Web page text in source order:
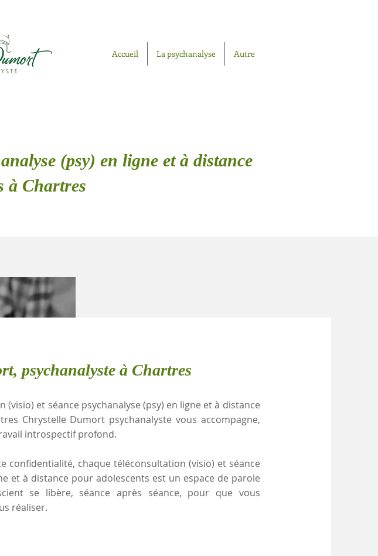
Accueil La psychanalyse Autre
(psy) en ligne et à distance
à Chartres
psychanalyste à Chartres
(visio) et séance psychanalyse (psy) en ligne et à distance
Chrystelle Dumort psychanalyste vous accompagne,
introspectif profond.
confidentialité, chaque téléconsultation (visio) et séance
et à distance pour adolescents est un espace de parole
se libère, séance après séance, pour que vous
réaliser.